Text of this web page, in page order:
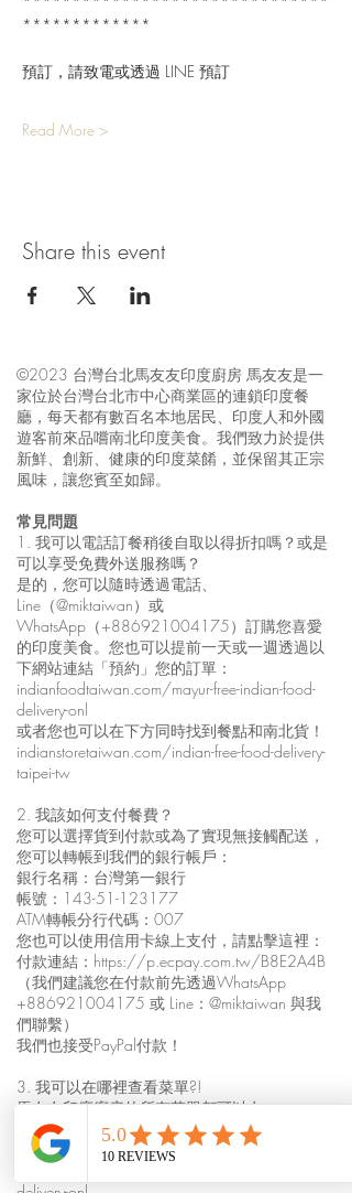
*************
預訂，請致電或透過 LINE 預訂
Read More >
Share this event
©2023 台灣台北馬友友印度廚房 馬友友是一
家位於台灣台北市中心商業區的連鎖印度餐
廳，每天都有數百名本地居民、印度人和外國
遊客前來品嚐南北印度美食。我們致力於提供
新鮮、創新、健康的印度菜餚，並保留其正宗
風味，讓您賓至如歸。
常見問題
1. 我可以電話訂餐稍後自取以得折扣嗎？或是
可以享受免費外送服務嗎？
是的，您可以隨時透過電話、
Line（@miktaiwan）或
WhatsApp（+886921004175）訂購您喜愛
的印度美食。您也可以提前一天或一週透過以
下網站連結「預約」您的訂單：
indianfoodtaiwan.com/mayur-free-indian-food-
delivery-onl
或者您也可以在下方同時找到餐點和南北貨！
indianstoretaiwan.com/indian-free-food-delivery-
taipei-tw
2. 我該如何支付餐費？
您可以選擇貨到付款或為了實現無接觸配送，
您可以轉帳到我們的銀行帳戶：
銀行名稱：台灣第一銀行
帳號：143-51-123177
ATM轉帳分行代碼：007
您也可以使用信用卡線上支付，請點擊這裡：
付款連結： https://p.ecpay.com.tw/B8E2A4B
（我們建議您在付款前先透過WhatsApp
+886921004175 或 Line：@miktaiwan 與我
們聯繫）
我們也接受PayPal付款！
3. 我可以在哪裡查看菜單?!
馬友友印度廚房的所有菜單都可以在
indianfoodtaiwan.com 上找到。
如需查看餐點外送菜單，請點此：
indianfoodtaiwan.com/mayur-free-indian-food-